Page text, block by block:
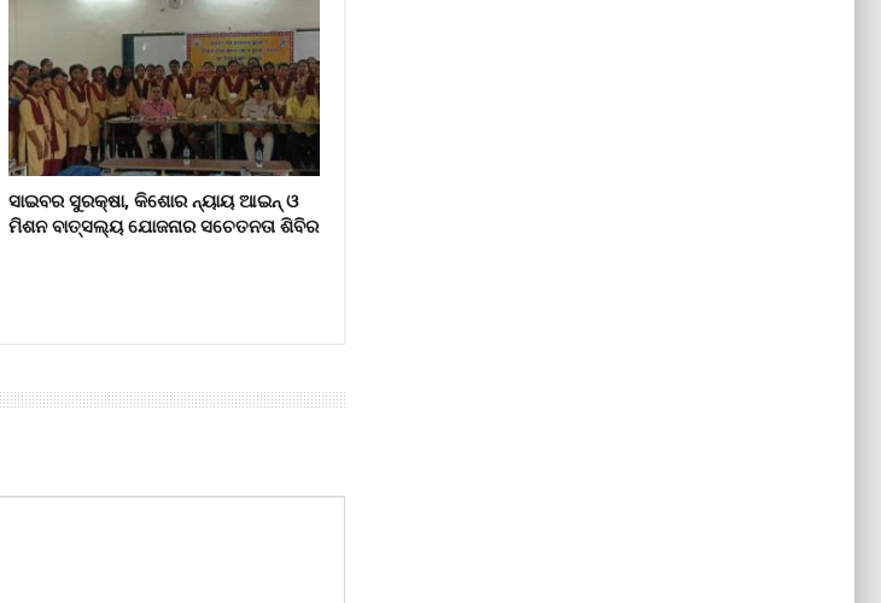
ସାଇବର ସୁରକ୍ଷା, କିଶୋର ନ୍ୟାୟ ଆଇନ୍ ଓ
ମିଶନ ବାତ୍ସଲ୍ୟ ଯୋଜନାର ସଚେତନତା ଶିବିର